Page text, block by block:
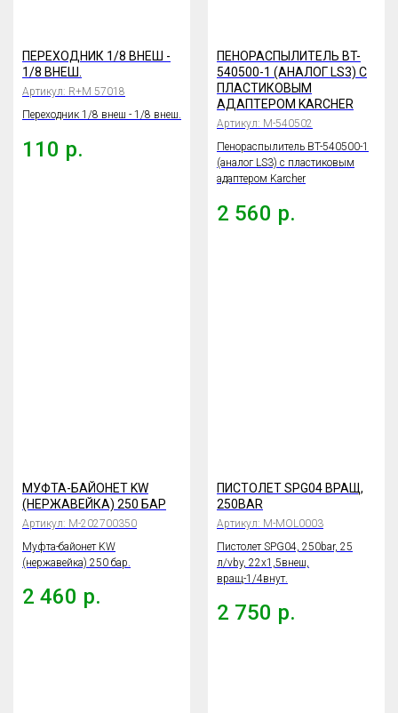
ПЕРЕХОДНИК 1/8 ВНЕШ -
1/8 ВНЕШ.
Артикул: R+M 57018
Переходник 1/8 внеш - 1/8 внеш.
110 р.
ПЕНОРАСПЫЛИТЕЛЬ BT-
540500-1 (АНАЛОГ LS3) С
ПЛАСТИКОВЫМ
АДАПТЕРОМ KARCHER
Артикул: М-540502
Пенораспылитель BT-540500-1
(аналог LS3) с пластиковым
адаптером Karcher
2 560 р.
МУФТА-БАЙОНЕТ KW
(НЕРЖАВЕЙКА) 250 БАР
Артикул: М-202700350
Муфта-байонет KW
(нержавейка) 250 бар.
2 460 р.
ПИСТОЛЕТ SPG04 ВРАЩ,
250BAR
Артикул: M-MOL0003
Пистолет SPG04, 250bar, 25
л/vby, 22х1,5внеш,
вращ-1/4внут.
2 750 р.